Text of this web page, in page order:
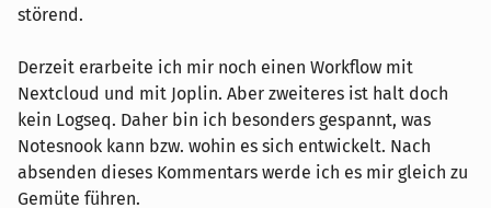
störend.
Derzeit erarbeite ich mir noch einen Workflow mit
Nextcloud und mit Joplin. Aber zweiteres ist halt doch
kein Logseq. Daher bin ich besonders gespannt, was
Notesnook kann bzw. wohin es sich entwickelt. Nach
absenden dieses Kommentars werde ich es mir gleich zu
Gemüte führen.